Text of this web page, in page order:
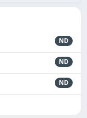
ND
ND
ND